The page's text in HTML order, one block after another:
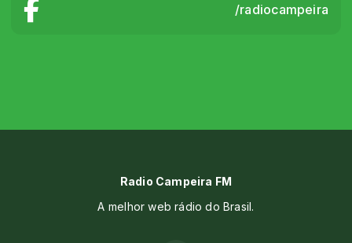
/radiocampeira
Radio Campeira FM
A melhor web rádio do Brasil.